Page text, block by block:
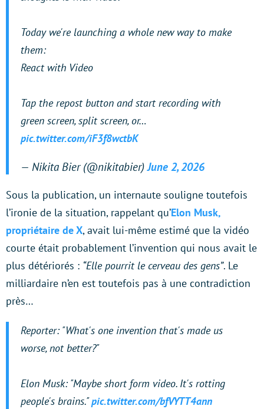
Today we're launching a whole new way to make
them:
React with Video
Tap the repost button and start recording with
green screen, split screen, or…
pic.twitter.com/iF3f8wctbK
— Nikita Bier (@nikitabier)June 2, 2026
Sous la publication, un internaute souligne toutefois
l’ironie de la situation, rappelant qu’Elon Musk,
propriétaire de X, avait lui-même estimé que la vidéo
courte était probablement l’invention qui nous avait le
plus détériorés : “Elle pourrit le cerveau des gens”. Le
milliardaire n’en est toutefois pas à une contradiction
près…
Reporter: "What's one invention that's made us
worse, not better?"
Elon Musk: "Maybe short form video. It's rotting
people's brains."pic.twitter.com/bfVYTT4ann